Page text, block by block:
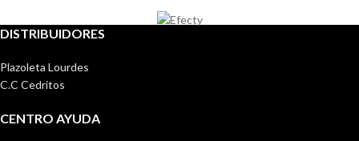
DISTRIBUIDORES
Plazoleta Lourdes
C.C Cedritos
CENTRO AYUDA